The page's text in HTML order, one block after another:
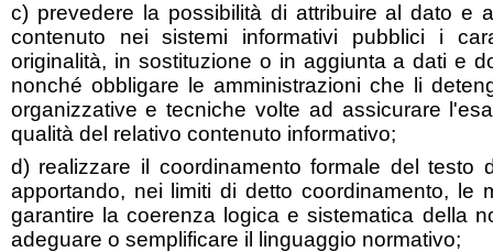
c) prevedere la possibilità di attribuire al dato e
contenuto nei sistemi informativi pubblici i
originalità, in sostituzione o in aggiunta a dati e
nonché obbligare le amministrazioni che li
organizzative e tecniche volte ad assicurare
qualità del relativo contenuto informativo;
d) realizzare il coordinamento formale del testo
apportando, nei limiti di detto coordinamento, le
garantire la coerenza logica e sistematica della
adeguare o semplificare il linguaggio normativo;